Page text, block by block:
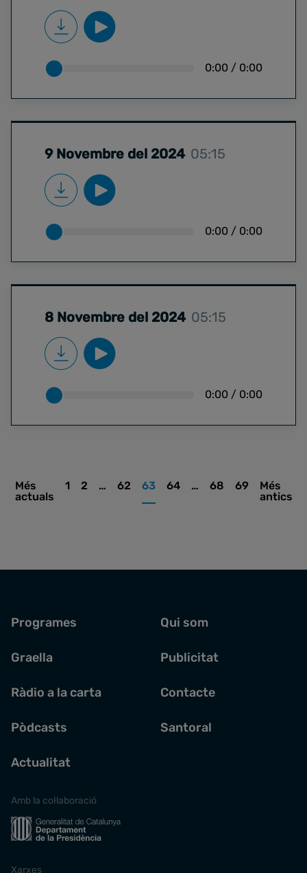
0:00 / 0:00
9 Novembre del 2024 05:15
0:00 / 0:00
8 Novembre del 2024 05:15
0:00 / 0:00
Més
actuals
1 2 … 62 63 64 … 68 69
Més
antics
Programes
Graella
Ràdio a la carta
Pòdcasts
Actualitat
Qui som
Publicitat
Contacte
Santoral
Amb la col·laboració
Xarxes